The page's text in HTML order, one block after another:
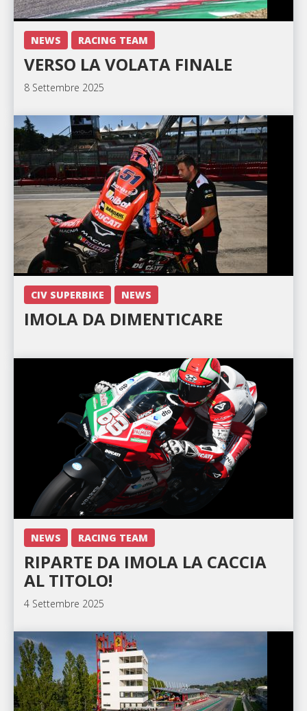
NEWS RACING TEAM
VERSO LA VOLATA FINALE
8 Settembre 2025
CIV SUPERBIKE NEWS
IMOLA DA DIMENTICARE
NEWS RACING TEAM
RIPARTE DA IMOLA LA CACCIA
AL TITOLO!
4 Settembre 2025